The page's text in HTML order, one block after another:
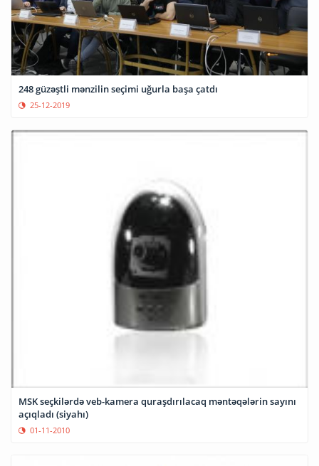
248 güzəştli mənzilin seçimi uğurla başa çatdı
25-12-2019
MSK seçkilərdə veb-kamera quraşdırılacaq məntəqələrin sayını
açıqladı (siyahı)
01-11-2010